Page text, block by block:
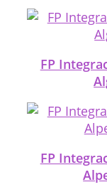
FP
FP